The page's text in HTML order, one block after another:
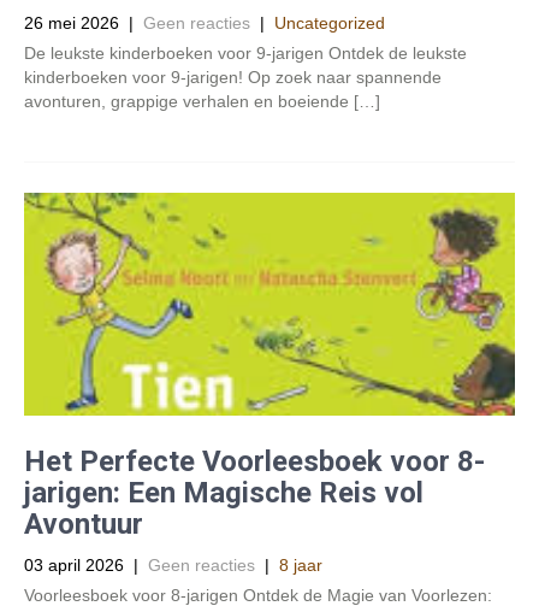
26 mei 2026 | Geen reacties | Uncategorized
De leukste kinderboeken voor 9-jarigen Ontdek de leukste
kinderboeken voor 9-jarigen! Op zoek naar spannende
avonturen, grappige verhalen en boeiende […]
Het Perfecte Voorleesboek voor 8-
jarigen: Een Magische Reis vol
Avontuur
03 april 2026 | Geen reacties | 8 jaar
Voorleesboek voor 8-jarigen Ontdek de Magie van Voorlezen: